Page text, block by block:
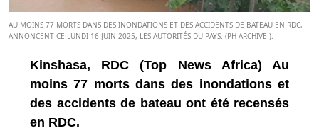
AU MOINS 77 MORTS DANS DES INONDATIONS ET DES ACCIDENTS DE BATEAU EN RDC,
ANNONCENT CE LUNDI 16 JUIN 2025, LES AUTORITÉS DU PAYS. (PH ARCHIVE ).
Kinshasa, RDC (Top News Africa) Au
moins 77 morts dans des inondations et
des accidents de bateau ont été recensés
en RDC.